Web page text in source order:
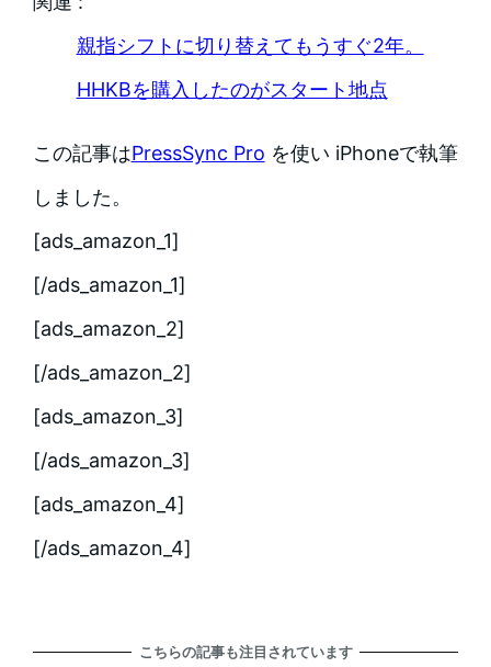
親指シフトに切り替えてもうすぐ2年。
HHKBを購入したのがスタート地点
この記事はPressSync Pro を使い iPhoneで執筆
しました。
[ads_amazon_1]
[/ads_amazon_1]
[ads_amazon_2]
[/ads_amazon_2]
[ads_amazon_3]
[/ads_amazon_3]
[ads_amazon_4]
[/ads_amazon_4]
こちらの記事も注目されています